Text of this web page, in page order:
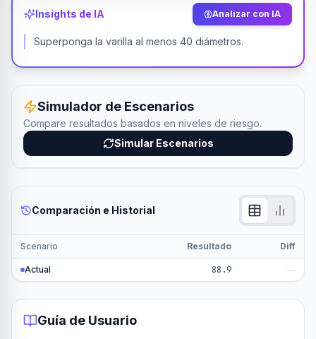
Insights de IA Analizar con IA
Superponga la varilla al menos 40 diámetros.
Simulador de Escenarios
Compare resultados basados en niveles de riesgo.
Simular Escenarios
Comparación e Historial
Scenario Resultado Diff
Actual 88.9 —
Guía de Usuario